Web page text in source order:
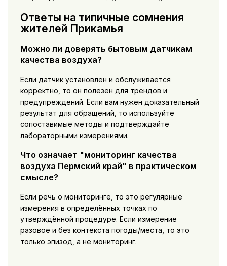
Ответы на типичные сомнения
жителей Прикамья
Можно ли доверять бытовым датчикам
качества воздуха?
Если датчик установлен и обслуживается
корректно, то он полезен для трендов и
предупреждений. Если вам нужен доказательный
результат для обращений, то используйте
сопоставимые методы и подтверждайте
лабораторными измерениями.
Что означает "мониторинг качества
воздуха Пермский край" в практическом
смысле?
Если речь о мониторинге, то это регулярные
измерения в определённых точках по
утверждённой процедуре. Если измерение
разовое и без контекста погоды/места, то это
только эпизод, а не мониторинг.